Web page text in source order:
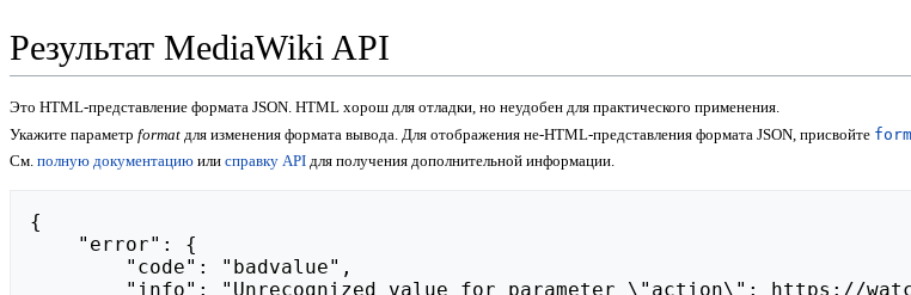
Результат MediaWiki API
Это HTML-представление формата JSON. HTML хорош для отладки, но неудобен для практического применения.
Укажите параметр format для изменения формата вывода. Для отображения не-HTML-представления формата JSON, присвойте
См. полную документацию или справку API для получения дополнительной информации.
{